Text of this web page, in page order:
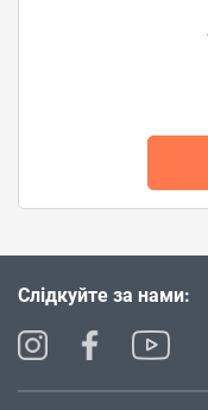
Слідкуйте за нами: